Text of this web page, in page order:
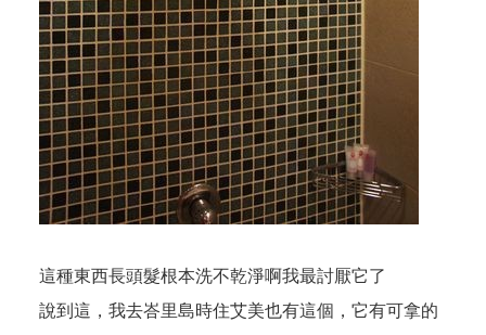
這種東西長頭髮根本洗不乾淨啊我最討厭它了
說到這，我去峇里島時住艾美也有這個，它有可拿的